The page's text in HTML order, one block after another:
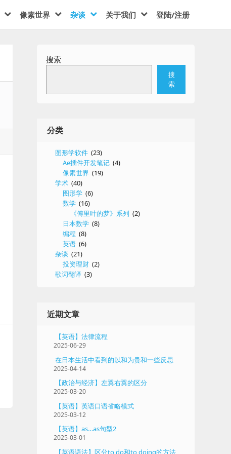
像素世界 杂谈 关于我们 登陆/注册
搜索
搜
索
分类
图形学软件 (23)
Ae插件开发笔记 (4)
像素世界 (19)
学术 (40)
图形学 (6)
数学 (16)
《傅里叶的梦》系列 (2)
日本数学 (8)
编程 (8)
英语 (6)
杂谈 (21)
投资理财 (2)
歌词翻译 (3)
近期文章
【英语】法律流程
2025-06-29
在日本生活中看到的以和为贵和一些反思
2025-04-14
【政治与经济】左翼右翼的区分
2025-03-20
【英语】英语口语省略模式
2025-03-12
【英语】as…as句型2
2025-03-01
【英语语法】区分to do和to doing的方法